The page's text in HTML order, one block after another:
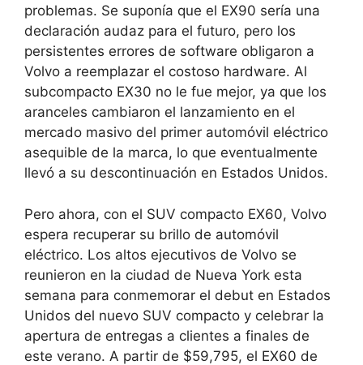
problemas. Se suponía que el EX90 sería una
declaración audaz para el futuro, pero los
persistentes errores de software obligaron a
Volvo a reemplazar el costoso hardware. Al
subcompacto EX30 no le fue mejor, ya que los
aranceles cambiaron el lanzamiento en el
mercado masivo del primer automóvil eléctrico
asequible de la marca, lo que eventualmente
llevó a su descontinuación en Estados Unidos.
Pero ahora, con el SUV compacto EX60, Volvo
espera recuperar su brillo de automóvil
eléctrico. Los altos ejecutivos de Volvo se
reunieron en la ciudad de Nueva York esta
semana para conmemorar el debut en Estados
Unidos del nuevo SUV compacto y celebrar la
apertura de entregas a clientes a finales de
este verano. A partir de $59,795, el EX60 de